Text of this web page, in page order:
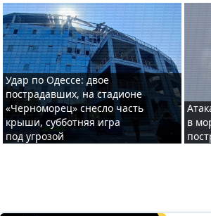
Удар по Одессе: двое
пострадавших, на стадионе
«Черноморец» снесло часть
крыши, субботняя игра
под угрозой
в